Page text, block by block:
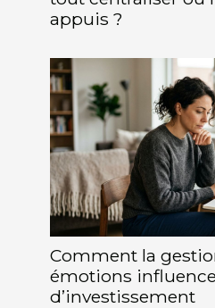
appuis ?
Comment la
émotions
d’investissement